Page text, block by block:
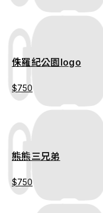
侏羅紀公園logo
$750
熊熊三兄弟
$750